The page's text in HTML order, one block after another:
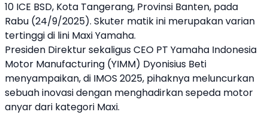
10 ICE BSD, Kota Tangerang, Provinsi Banten, pada
Rabu (24/9/2025). Skuter matik ini merupakan varian
tertinggi di lini MaxiYamaha.
Presiden Direktur sekaligus CEO PT Yamaha Indonesia
Motor Manufacturing (YIMM) Dyonisius Beti
menyampaikan, di IMOS 2025, pihaknya meluncurkan
sebuah inovasi dengan menghadirkan sepeda motor
anyar dari kategori Maxi.